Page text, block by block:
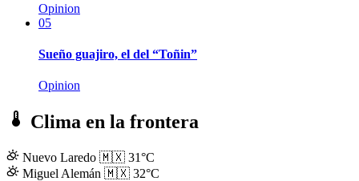
Opinion
05
Sueño guajiro, el del “Toñin”
Opinion
Clima en la frontera
Nuevo Laredo 🇲🇽 31°C
Miguel Alemán 🇲🇽 32°C